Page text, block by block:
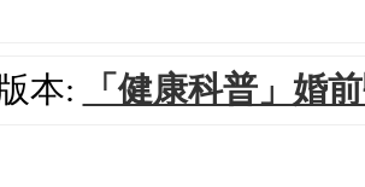
本: 「健康科普」婚